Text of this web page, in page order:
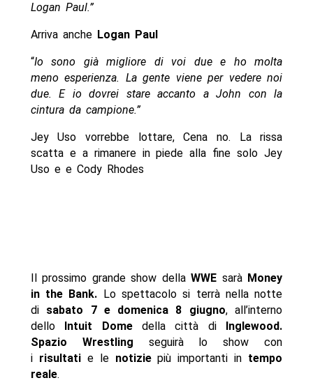
Logan Paul.”
Arriva anche Logan Paul
“Io sono già migliore di voi due e ho molta
meno esperienza. La gente viene per vedere noi
due. E io dovrei stare accanto a John con la
cintura da campione.”
Jey Uso vorrebbe lottare, Cena no. La rissa
scatta e a rimanere in piede alla fine solo Jey
Uso e e Cody Rhodes
Il prossimo grande show dellaWWE sarà Money
in the Bank. Lo spettacolo si terrà nella notte
disabato 7 e domenica 8 giugno, all’interno
delloIntuit Domedella città di Inglewood.
Spazio Wrestling seguirà lo show con
i risultatie le notiziepiù importanti in tempo
reale.